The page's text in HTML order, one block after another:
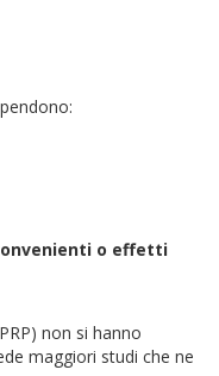
o effetti
non si hanno
maggiori studi che ne